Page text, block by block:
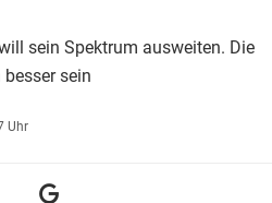
sein Spektrum ausweiten. Die
sein
Uhr